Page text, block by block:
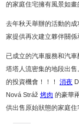
的家庭住宅擁有風景如畫
去年秋天舉辦的活動的
家提供再次建立夥伴關
已成立的汽車服務和汽
塔塔人流密集的地段出
的投資機會！！！ 消夜
Nová Stráž 烤肉 的豪華
供出售原始狀態的家庭住